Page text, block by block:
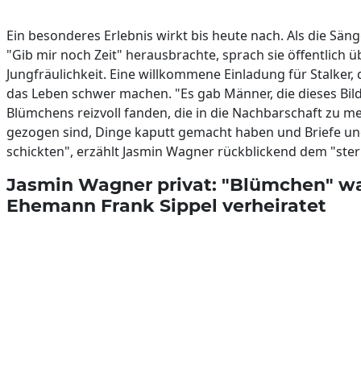
Ein besonderes Erlebnis wirkt bis heute nach. Als die
"Gib mir noch Zeit" herausbrachte, sprach sie öffentlich
Jungfräulichkeit. Eine willkommene Einladung für Stalker,
das Leben schwer machen. "Es gab Männer, die dieses
Blümchens reizvoll fanden, die in die Nachbarschaft zu
gezogen sind, Dinge kaputt gemacht haben und Briefe
schickten", erzählt Jasmin Wagner rückblickend dem
Jasmin Wagner privat: "Blümchen"
Ehemann Frank Sippel verheiratet